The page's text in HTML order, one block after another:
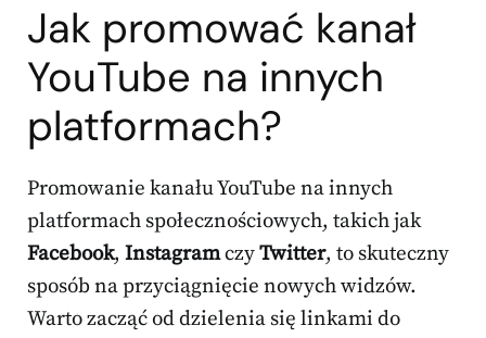
Jak promować kanał
YouTube na innych
platformach?
Promowanie kanału YouTube na innych
platformach społecznościowych, takich jak
Facebook, InstagramczyTwitter, to skuteczny
sposób na przyciągnięcie nowych widzów.
Warto zacząć od dzielenia się linkami do